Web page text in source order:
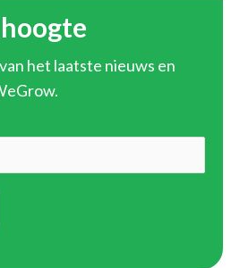
het laatste nieuws en